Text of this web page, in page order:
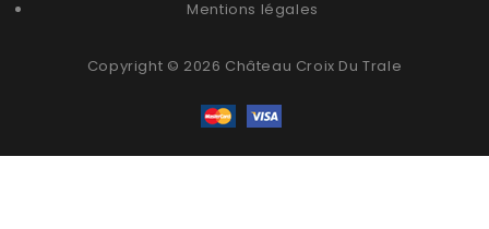
Mentions légales
Copyright © 2026 Château Croix Du Trale